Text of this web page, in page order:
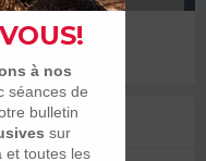
ici